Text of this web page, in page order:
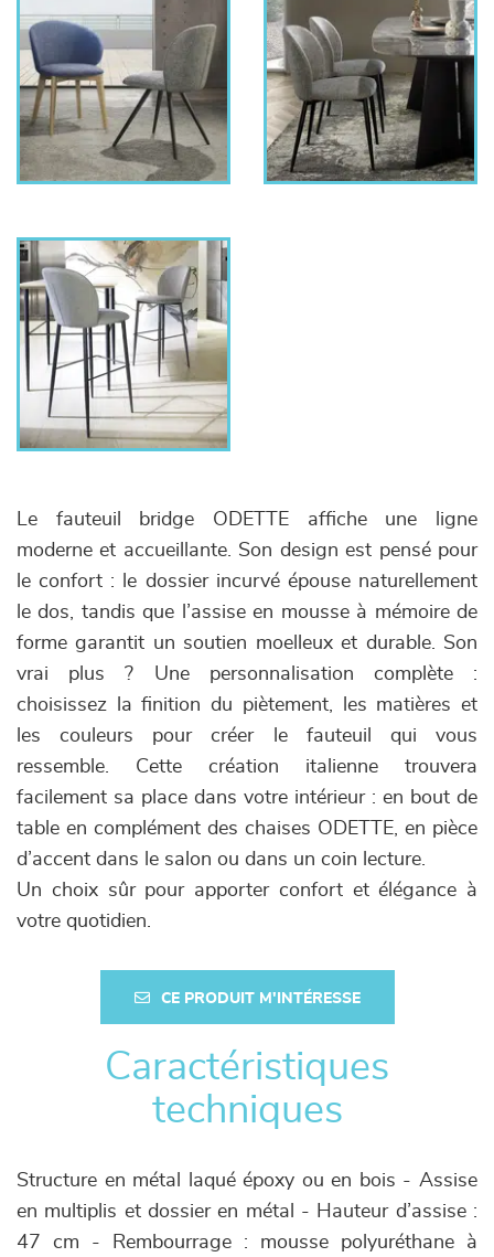
Le fauteuil bridge ODETTE affiche une ligne
moderne et accueillante. Son design est pensé pour
le confort : le dossier incurvé épouse naturellement
le dos, tandis que l’assise en mousse à mémoire de
forme garantit un soutien moelleux et durable. Son
vrai plus ? Une personnalisation complète :
choisissez la finition du piètement, les matières et
les couleurs pour créer le fauteuil qui vous
ressemble. Cette création italienne trouvera
facilement sa place dans votre intérieur : en bout de
table en complément des chaises ODETTE, en pièce
d’accent dans le salon ou dans un coin lecture.
Un choix sûr pour apporter confort et élégance à
votre quotidien.
CE PRODUIT M'INTÉRESSE
Caractéristiques
techniques
Structure en métal laqué époxy ou en bois - Assise
en multiplis et dossier en métal - Hauteur d’assise :
47 cm - Rembourrage : mousse polyuréthane à